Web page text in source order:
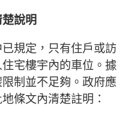
說明
規定，只有住戶或訪
宅樓宇內的車位。據
制並不足夠。政府應
條文內清楚註明：